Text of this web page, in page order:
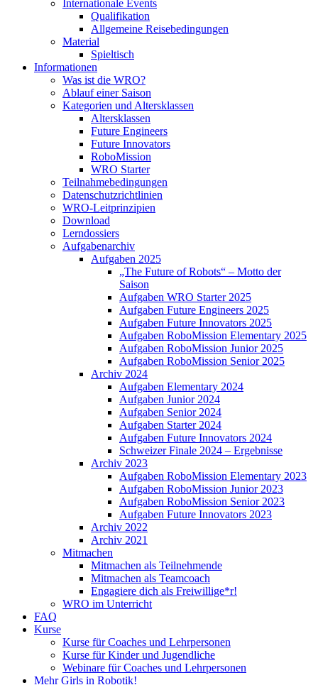
Internationale Events
Qualifikation
Allgemeine Reisebedingungen
Material
Spieltisch
Informationen
Was ist die WRO?
Ablauf einer Saison
Kategorien und Altersklassen
Altersklassen
Future Engineers
Future Innovators
RoboMission
WRO Starter
Teilnahmebedingungen
Datenschutzrichtlinien
WRO-Leitprinzipien
Download
Lerndossiers
Aufgabenarchiv
Aufgaben 2025
„The Future of Robots“ – Motto der
Saison
Aufgaben WRO Starter 2025
Aufgaben Future Engineers 2025
Aufgaben Future Innovators 2025
Aufgaben RoboMission Elementary 2025
Aufgaben RoboMission Junior 2025
Aufgaben RoboMission Senior 2025
Archiv 2024
Aufgaben Elementary 2024
Aufgaben Junior 2024
Aufgaben Senior 2024
Aufgaben Starter 2024
Aufgaben Future Innovators 2024
Schweizer Finale 2024 – Ergebnisse
Archiv 2023
Aufgaben RoboMission Elementary 2023
Aufgaben RoboMission Junior 2023
Aufgaben RoboMission Senior 2023
Aufgaben Future Innovators 2023
Archiv 2022
Archiv 2021
Mitmachen
Mitmachen als Teilnehmende
Mitmachen als Teamcoach
Engagiere dich als Freiwillige*r!
WRO im Unterricht
FAQ
Kurse
Kurse für Coaches und Lehrpersonen
Kurse für Kinder und Jugendliche
Webinare für Coaches und Lehrpersonen
Mehr Girls in Robotik!